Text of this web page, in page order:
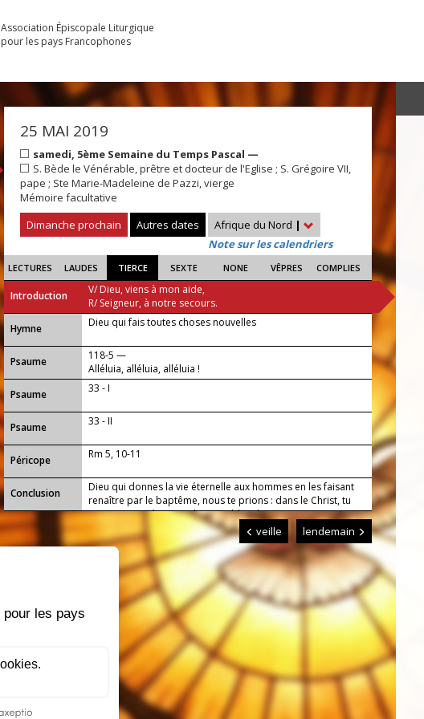
Association Épiscopale Liturgique
pour les pays Francophones
25 MAI 2019
samedi, 5ème Semaine du Temps Pascal —
S. Bède le Vénérable, prêtre et docteur de l'Eglise ; S. Grégoire VII,
pape ; Ste Marie-Madeleine de Pazzi, vierge
Mémoire facultative
Dimanche prochain
Autres dates Afrique du Nord |
Note sur les calendriers
LECTURES LAUDES TIERCE SEXTE NONE VÊPRES COMPLIES
Introduction
V/ Dieu, viens à mon aide,
R/ Seigneur, à notre secours.
...
Hymne Dieu qui fais toutes choses nouvelles
Psaume
118-5 —
Alléluia, alléluia, alléluia !
Psaume
33 - I
Psaume 33 - II
Péricope Rm 5, 10-11
Conclusion
Dieu qui donnes la vie éternelle aux hommes en les faisant
renaître par le baptême, nous te prions : dans le Christ, tu
nous as justifiés et rendus capables d’une existence
immortelle, conduis-nous désormais par ta grâce jusqu’à la
gloire qu’il possède en plénitude. Lui qui règne.
veille lendemain